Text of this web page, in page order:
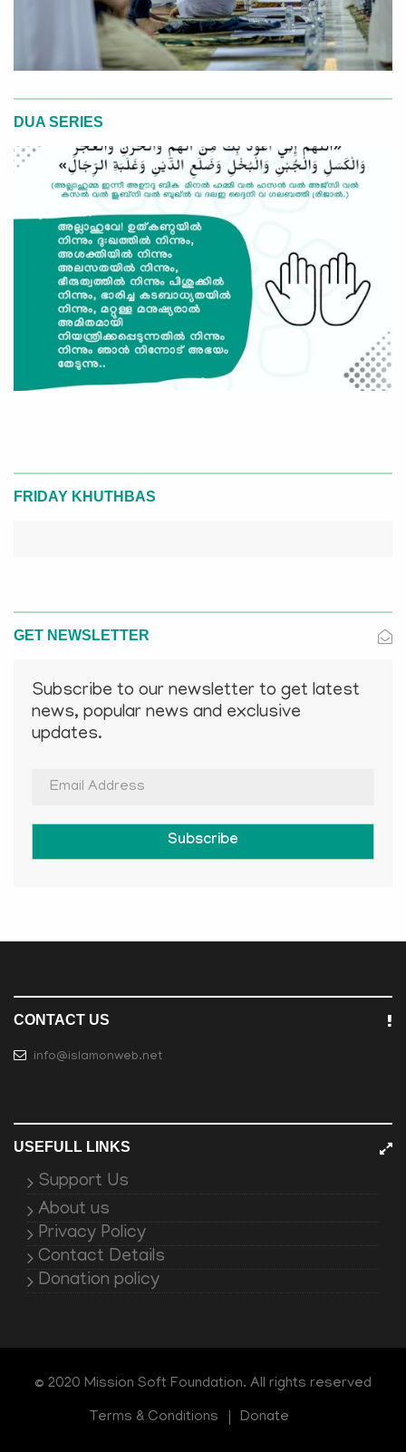
DUA SERIES
FRIDAY KHUTHBAS
GET NEWSLETTER
Subscribe to our newsletter to get latest
news, popular news and exclusive
updates.
Subscribe
CONTACT US
info@islamonweb.net
USEFULL LINKS
Support Us
About us
Privacy Policy
Contact Details
Donation policy
© 2020 Mission Soft Foundation. All rights reserved
Terms & Conditions Donate